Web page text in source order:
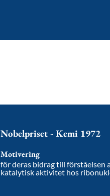
Nobelpriset - Kemi 1972
Motivering
för deras bidrag till förståelsen
katalytisk aktivitet hos